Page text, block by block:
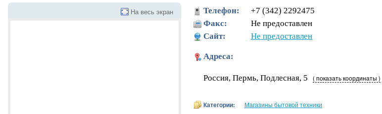
На весь экран
Телефон:
+7 (342) 2292475
Факс:
Не предоставлен
Сайт:
Не предоставлен
Адреса:
Россия, Пермь, Подлесная, 5 ( показать координаты )
Категории: Магазины бытовой техники